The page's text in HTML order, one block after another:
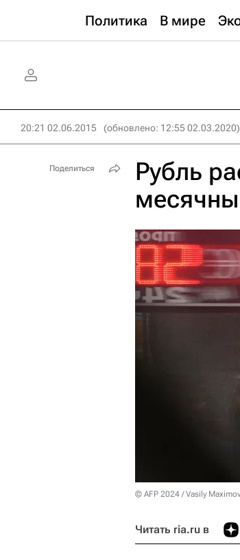
Политика В мире
20:21 02.06.2015 (обновлено: 12:55 02.03.2020)
Рубль
© AFP 2024 / Vasily Maximov
Читать ria.ru в
Поделиться